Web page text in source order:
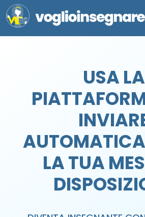
USA LA
LA TUA